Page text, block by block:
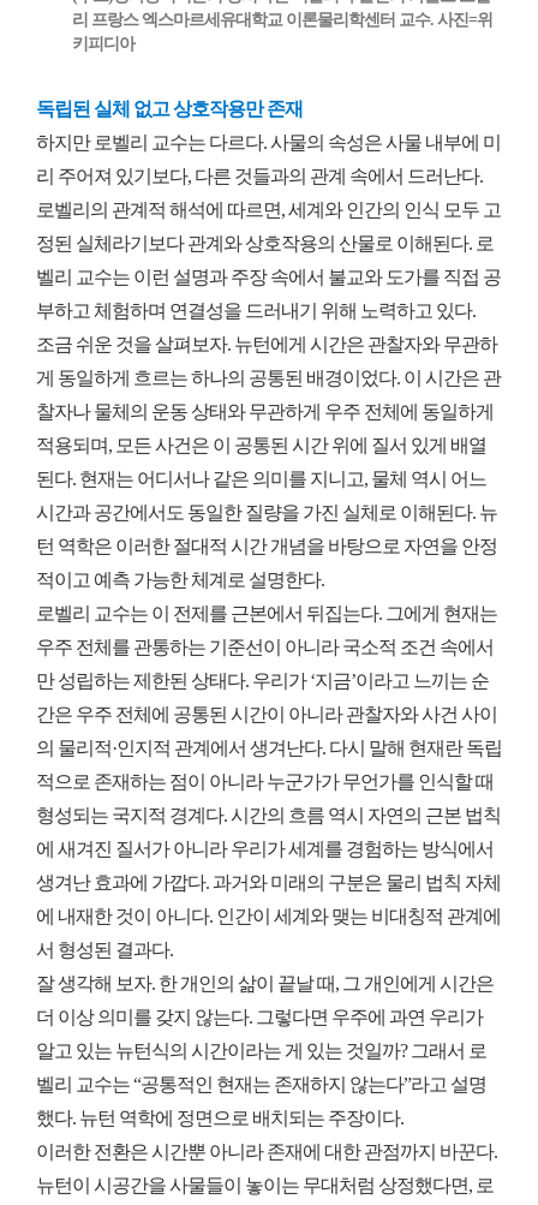
리 프랑스 엑스마르세유대학교 이론물리학센터 교수. 사진=위
키피디아
독립된 실체 없고 상호작용만 존재
하지만 로벨리 교수는 다르다. 사물의 속성은 사물 내부에 미
리 주어져 있기보다, 다른 것들과의 관계 속에서 드러난다.
로벨리의 관계적 해석에 따르면, 세계와 인간의 인식 모두 고
정된 실체라기보다 관계와 상호작용의 산물로 이해된다. 로
벨리 교수는 이런 설명과 주장 속에서 불교와 도가를 직접 공
부하고 체험하며 연결성을 드러내기 위해 노력하고 있다.
조금 쉬운 것을 살펴보자. 뉴턴에게 시간은 관찰자와 무관하
게 동일하게 흐르는 하나의 공통된 배경이었다. 이 시간은 관
찰자나 물체의 운동 상태와 무관하게 우주 전체에 동일하게
적용되며, 모든 사건은 이 공통된 시간 위에 질서 있게 배열
된다. 현재는 어디서나 같은 의미를 지니고, 물체 역시 어느
시간과 공간에서도 동일한 질량을 가진 실체로 이해된다. 뉴
턴 역학은 이러한 절대적 시간 개념을 바탕으로 자연을 안정
적이고 예측 가능한 체계로 설명한다.
로벨리 교수는 이 전제를 근본에서 뒤집는다. 그에게 현재는
우주 전체를 관통하는 기준선이 아니라 국소적 조건 속에서
만 성립하는 제한된 상태다. 우리가 ‘지금’이라고 느끼는 순
간은 우주 전체에 공통된 시간이 아니라 관찰자와 사건 사이
의 물리적·인지적 관계에서 생겨난다. 다시 말해 현재란 독립
적으로 존재하는 점이 아니라 누군가가 무언가를 인식할 때
형성되는 국지적 경계다. 시간의 흐름 역시 자연의 근본 법칙
에 새겨진 질서가 아니라 우리가 세계를 경험하는 방식에서
생겨난 효과에 가깝다. 과거와 미래의 구분은 물리 법칙 자체
에 내재한 것이 아니다. 인간이 세계와 맺는 비대칭적 관계에
서 형성된 결과다.
잘 생각해 보자. 한 개인의 삶이 끝날 때, 그 개인에게 시간은
더 이상 의미를 갖지 않는다. 그렇다면 우주에 과연 우리가
알고 있는 뉴턴식의 시간이라는 게 있는 것일까? 그래서 로
벨리 교수는 “공통적인 현재는 존재하지 않는다”라고 설명
했다. 뉴턴 역학에 정면으로 배치되는 주장이다.
이러한 전환은 시간뿐 아니라 존재에 대한 관점까지 바꾼다.
뉴턴이 시공간을 사물들이 놓이는 무대처럼 상정했다면, 로